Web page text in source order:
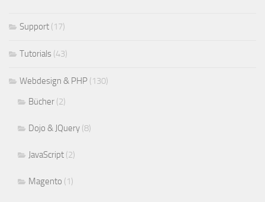
Support (17)
Tutorials (43)
Webdesign & PHP (130)
Bücher (2)
Dojo & JQuery (8)
JavaScript (2)
Magento (1)